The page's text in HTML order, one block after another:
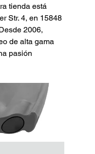
tienda está
Str. 4, en 15848
2006,
de alta gama
pasión